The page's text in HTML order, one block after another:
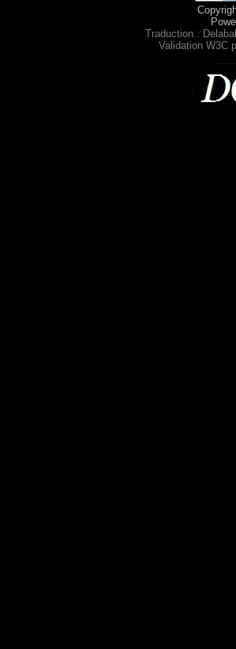
Traduction :
Validation W3C